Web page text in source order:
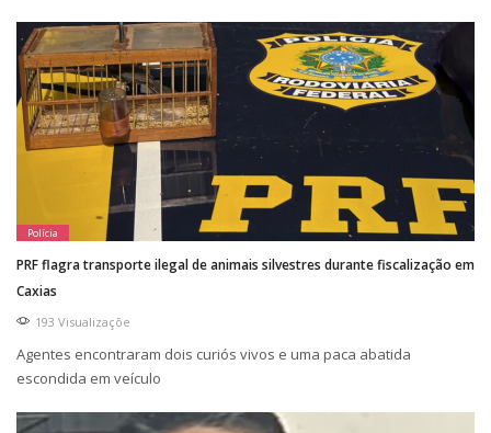
Polícia
PRF flagra transporte ilegal de animais silvestres durante fiscalização em
Caxias
193 Visualizaçõe
Agentes encontraram dois curiós vivos e uma paca abatida
escondida em veículo